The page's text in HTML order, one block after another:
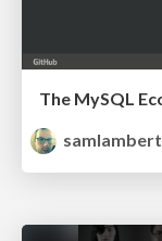
The MySQL
samlambert